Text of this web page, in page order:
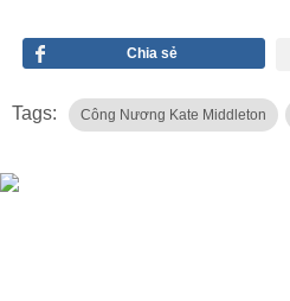
Chia sẻ
Tags: Công Nương Kate Middleton